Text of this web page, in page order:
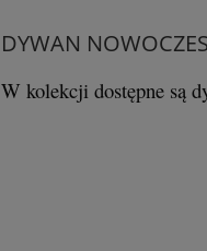
DYWAN
W kolekcji dostępne są